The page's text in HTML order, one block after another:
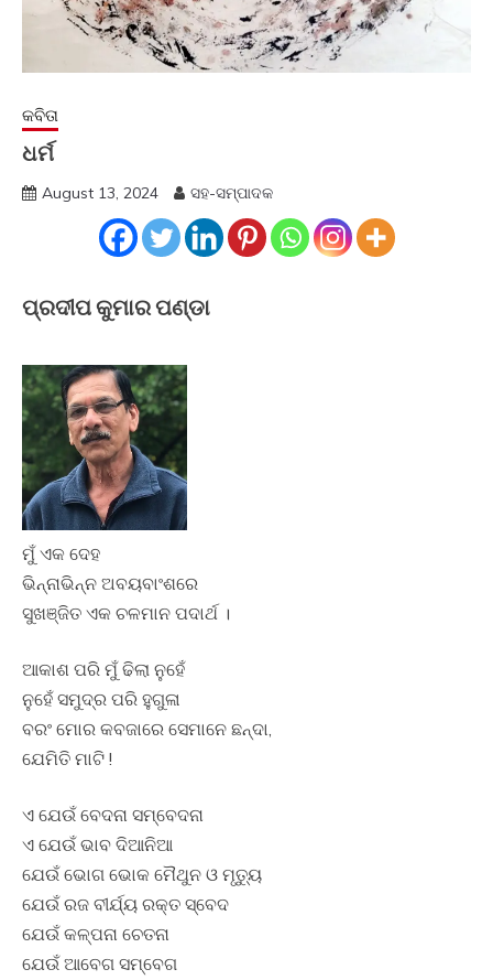
କବିତା
ଧର୍ମ
August 13, 2024 ସହ-ସମ୍ପାଦକ
ପ୍ରଦୀପ କୁମାର ପଣ୍ଡା
ମୁଁ ଏକ ଦେହ
ଭିନ୍ନାଭିନ୍ନ ଅବୟବାଂଶରେ
ସୁଖଞ୍ଜିତ ଏକ ଚଳମାନ ପଦାର୍ଥ ।
ଆକାଶ ପରି ମୁଁ ଢିଲା ନୁହେଁ
ନୁହେଁ ସମୁଦ୍ର ପରି ହୁଗୁଳା
ବରଂ ମୋର କବଜାରେ ସେମାନେ ଛନ୍ଦା,
ଯେମିତି ମାଟି !
ଏ ଯେଉଁ ବେଦନା ସମ୍ବେଦନା
ଏ ଯେଉଁ ଭାବ ଦିଆନିଆ
ଯେଉଁ ଭୋଗ ଭୋକ ମୈଥୁନ ଓ ମୃତ୍ୟୁ
ଯେଉଁ ରଜ ବୀର୍ଯ୍ୟ ରକ୍ତ ସ୍ବେଦ
ଯେଉଁ କଳ୍ପନା ଚେତନା
ଯେଉଁ ଆବେଗ ସମ୍ବେଗ